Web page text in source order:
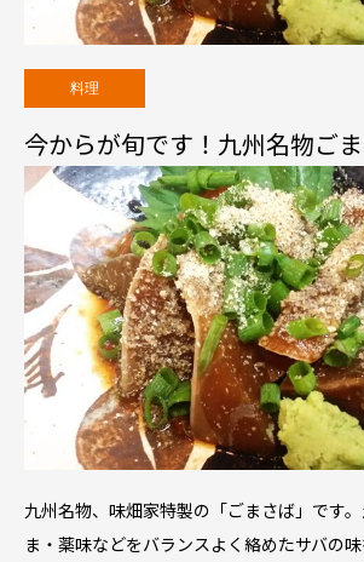
料理
今からが旬です！九州名物ご
九州名物、味畑家特製の「ごまさば」です
ま・薬味などをバランスよく絡めたサバの